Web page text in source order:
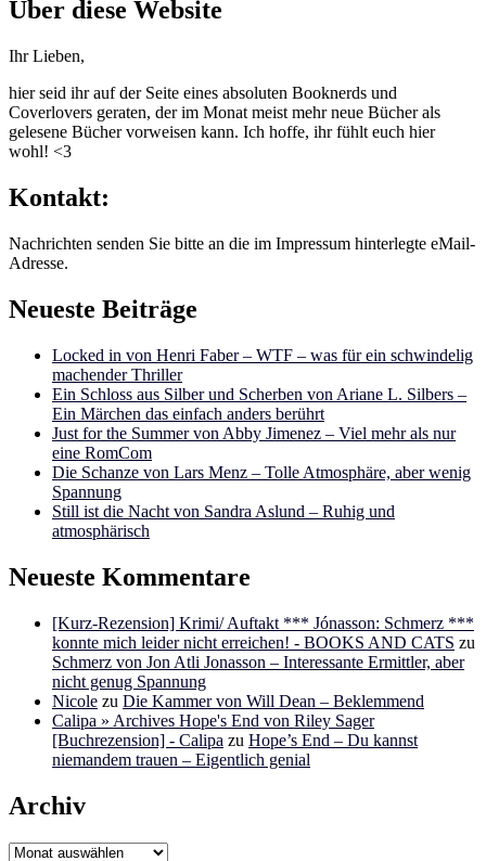
Über diese Website
Ihr Lieben,
hier seid ihr auf der Seite eines absoluten Booknerds und
Coverlovers geraten, der im Monat meist mehr neue Bücher als
gelesene Bücher vorweisen kann. Ich hoffe, ihr fühlt euch hier
wohl! <3
Kontakt:
Nachrichten senden Sie bitte an die im Impressum hinterlegte eMail-
Adresse.
Neueste Beiträge
Locked in von Henri Faber – WTF – was für ein schwindelig
machender Thriller
Ein Schloss aus Silber und Scherben von Ariane L. Silbers –
Ein Märchen das einfach anders berührt
Just for the Summer von Abby Jimenez – Viel mehr als nur
eine RomCom
Die Schanze von Lars Menz – Tolle Atmosphäre, aber wenig
Spannung
Still ist die Nacht von Sandra Aslund – Ruhig und
atmosphärisch
Neueste Kommentare
[Kurz-Rezension] Krimi/ Auftakt *** Jónasson: Schmerz ***
konnte mich leider nicht erreichen! - BOOKS AND CATS zu
Schmerz von Jon Atli Jonasson – Interessante Ermittler, aber
nicht genug Spannung
Nicole zu Die Kammer von Will Dean – Beklemmend
Calipa » Archives Hope's End von Riley Sager
[Buchrezension] - Calipa zu Hope’s End – Du kannst
niemandem trauen – Eigentlich genial
Archiv
Archiv